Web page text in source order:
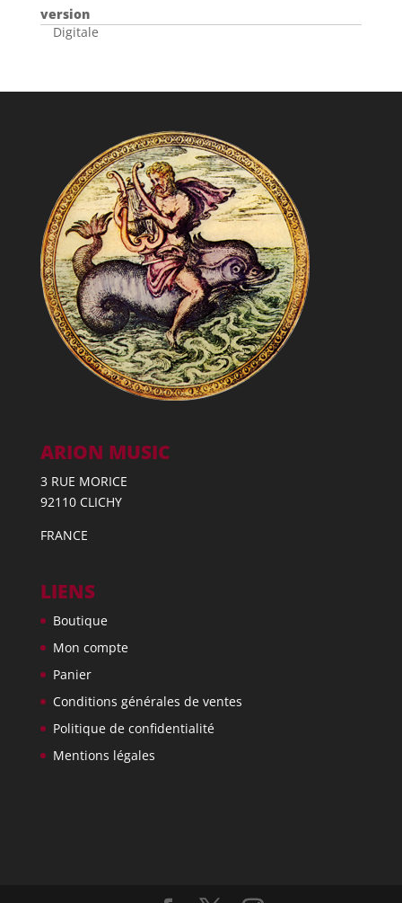
version
Digitale
ARION MUSIC
3 RUE MORICE
92110 CLICHY
FRANCE
LIENS
Boutique
Mon compte
Panier
Conditions générales de ventes
Politique de confidentialité
Mentions légales